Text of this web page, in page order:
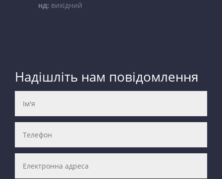
нд: вихідний
Надішліть нам повідомлення